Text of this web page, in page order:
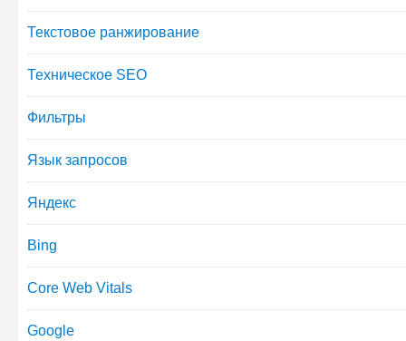
Текстовое ранжирование
Техническое SEO
Фильтры
Язык запросов
Яндекс
Bing
Core Web Vitals
Google